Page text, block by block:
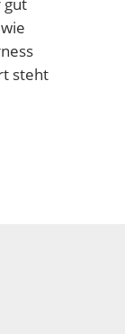
steht